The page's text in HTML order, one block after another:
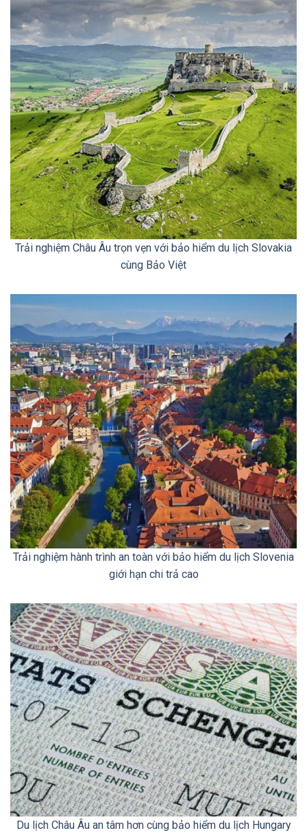
Trải nghiệm Châu Âu trọn vẹn với bảo hiểm du lịch Slovakia
cùng Bảo Việt
Trải nghiệm hành trình an toàn với bảo hiểm du lịch Slovenia
giới hạn chi trả cao
Du lịch Châu Âu an tâm hơn cùng bảo hiểm du lịch Hungary